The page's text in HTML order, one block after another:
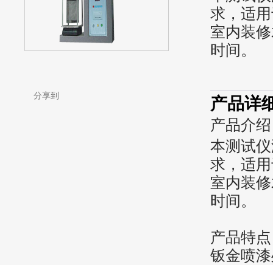
分享到
求，适
室内装
时间。
产品详
产品介绍
本测试
求，适
室内装
时间。
产品特点
钣金喷